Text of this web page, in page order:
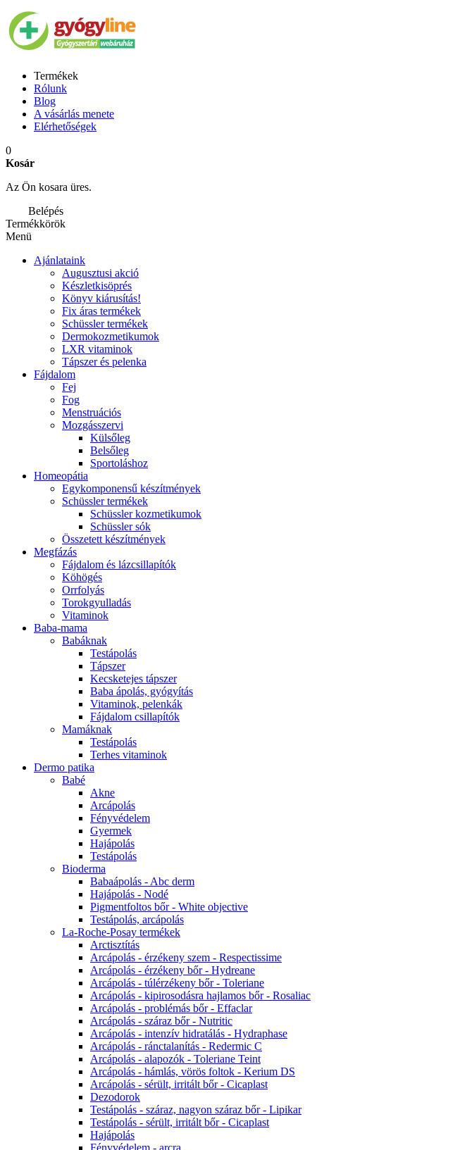
Termékek
Rólunk
Blog
A vásárlás menete
Elérhetőségek
0
Kosár
Az Ön kosara üres.
Belépés
Termékkörök
Menü
Ajánlataink
Augusztusi akció
Készletkisöprés
Könyv kiárusítás!
Fix áras termékek
Schüssler termékek
Dermokozmetikumok
LXR vitaminok
Tápszer és pelenka
Fájdalom
Fej
Fog
Menstruációs
Mozgásszervi
Külsőleg
Belsőleg
Sportoláshoz
Homeopátia
Egykomponensű készítmények
Schüssler termékek
Schüssler kozmetikumok
Schüssler sók
Összetett készítmények
Megfázás
Fájdalom és lázcsillapítók
Köhögés
Orrfolyás
Torokgyulladás
Vitaminok
Baba-mama
Babáknak
Testápolás
Tápszer
Kecsketejes tápszer
Baba ápolás, gyógyítás
Vitaminok, pelenkák
Fájdalom csillapítók
Mamáknak
Testápolás
Terhes vitaminok
Dermo patika
Babé
Akne
Arcápolás
Fényvédelem
Gyermek
Hajápolás
Testápolás
Bioderma
Babaápolás - Abc derm
Hajápolás - Nodé
Pigmentfoltos bőr - White objective
Testápolás, arcápolás
La-Roche-Posay termékek
Arctisztítás
Arcápolás - érzékeny szem - Respectissime
Arcápolás - érzékeny bőr - Hydreane
Arcápolás - túlérzékeny bőr - Toleriane
Arcápolás - kipirosodásra hajlamos bőr - Rosaliac
Arcápolás - problémás bőr - Effaclar
Arcápolás - száraz bőr - Nutritic
Arcápolás - intenzív hidratálás - Hydraphase
Arcápolás - ránctalanítás - Redermic C
Arcápolás - alapozók - Toleriane Teint
Arcápolás - hámlás, vörös foltok - Kerium DS
Arcápolás - sérült, irritált bőr - Cicaplast
Dezodorok
Testápolás - száraz, nagyon száraz bőr - Lipikar
Testápolás - sérült, irritált bőr - Cicaplast
Hajápolás
Fényvédelem - arcra